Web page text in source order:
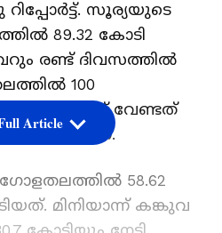
റിപ്പോര്‍ട്ട്. സൂര്യയുടെ
89.32 കോടി
രണ്ട് ദിവസത്തില്‍
100
മാത്രമാണ് വേണ്ടത്
58.62
മിനിയാന്ന് കങ്കുവ
Article